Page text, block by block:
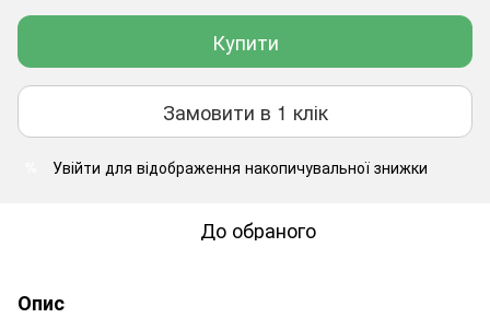
Купити
Замовити в 1 клік
Увійти для відображення накопичувальної знижки
До обраного
Опис